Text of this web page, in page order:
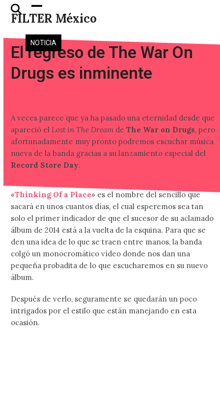
Skip
FILTER México
Open
mobile
menu
Close
mobile
menu
NOTICIA
El regreso de The War On
Drugs es inminente
A veces parece que ya ha pasado una eternidad desde que
apareció elLost in The Dream deThe War on Drugs, pero
afortunadamente muy pronto podremos escuchar música
nueva de la banda gracias a su lanzamiento especial del
Record Store Day.
«Thinking Of a Place» es el nombre del sencillo que
sacará en unos cuantos días, el cual esperemos sea tan
solo el primer indicador de que el sucesor de su aclamado
álbum de 2014 está a la vuelta de la esquina. Para que se
den una idea de lo que se traen entre manos, la banda
colgó un monocromático vídeo donde nos dan una
pequeña probadita de lo que escucharemos en su nuevo
álbum.
Después de verlo, seguramente se quedarán un poco
intrigados por el estilo que están manejando en esta
ocasión.